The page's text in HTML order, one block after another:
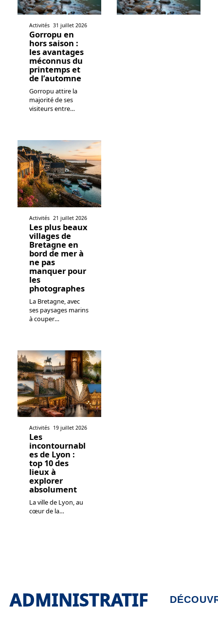
Activités 31 juillet 2026
Gorropu en
hors saison :
les avantages
méconnus du
printemps et
de l’automne
Gorropu attire la
majorité de ses
visiteurs entre…
Activités 21 juillet 2026
Les plus beaux
villages de
Bretagne en
bord de mer à
ne pas
manquer pour
les
photographes
La Bretagne, avec
ses paysages marins
à couper…
Activités 19 juillet 2026
Les
incontournabl
es de Lyon :
top 10 des
lieux à
explorer
absolument
La ville de Lyon, au
cœur de la…
ADMINISTRATIF